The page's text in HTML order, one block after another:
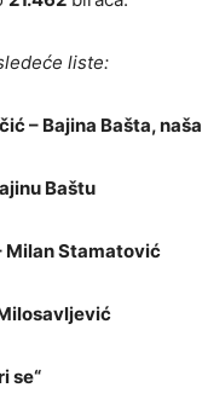
liste:
– Bajina Bašta,
Baštu
Milan Stamatović
se“